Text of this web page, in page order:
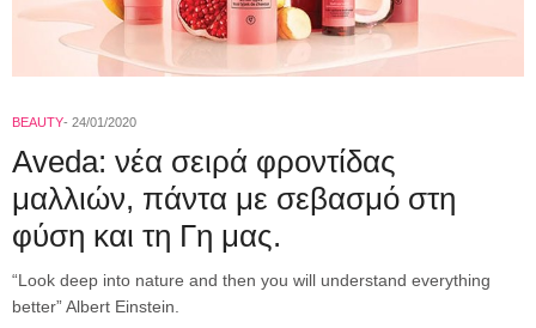
BEAUTY 24/01/2020
Aveda: νέα σειρά φροντίδας
μαλλιών, πάντα με σεβασμό στη
φύση και τη Γη μας.
“Look deep into nature and then you will understand everything
better” Albert Einstein.